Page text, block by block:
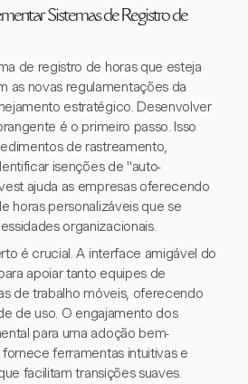
Sistemas de Registro de
de registro de horas que esteja
as novas regulamentações da
estratégico. Desenvolver
é o primeiro passo. Isso
de rastreamento,
isenções de "auto-
ajuda as empresas oferecendo
horas personalizáveis que se
organizacionais.
é crucial. A interface amigável do
apoiar tanto equipes de
de trabalho móveis, oferecendo
de uso. O engajamento dos
para uma adoção bem-
ferramentas intuitivas e
facilitam transições suaves.